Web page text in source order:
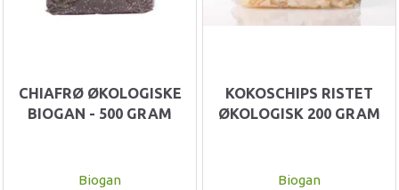
CHIAFRØ ØKOLOGISKE
BIOGAN - 500 GRAM
Biogan
KOKOSCHIPS RISTET
ØKOLOGISK 200 GRAM
Biogan